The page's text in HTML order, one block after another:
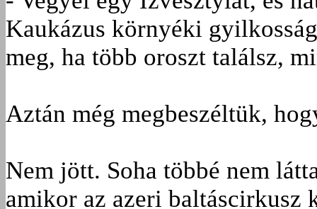
Kaukázus környéki
meg, ha több oroszt találsz,
Aztán még megbeszéltük,
Nem jött. Soha többé nem
amikor az azeri